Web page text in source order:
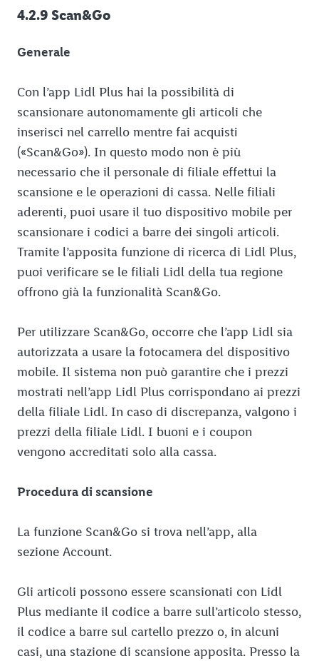
4.2.9 Scan&Go
Generale
Con l’app Lidl Plus hai la possibilità di
scansionare autonomamente gli articoli che
inserisci nel carrello mentre fai acquisti
(«Scan&Go»). In questo modo non è più
necessario che il personale di filiale effettui la
scansione e le operazioni di cassa. Nelle filiali
aderenti, puoi usare il tuo dispositivo mobile per
scansionare i codici a barre dei singoli articoli.
Tramite l’apposita funzione di ricerca di Lidl Plus,
puoi verificare se le filiali Lidl della tua regione
offrono già la funzionalità Scan&Go.
Per utilizzare Scan&Go, occorre che l’app Lidl sia
autorizzata a usare la fotocamera del dispositivo
mobile. Il sistema non può garantire che i prezzi
mostrati nell’app Lidl Plus corrispondano ai prezzi
della filiale Lidl. In caso di discrepanza, valgono i
prezzi della filiale Lidl. I buoni e i coupon
vengono accreditati solo alla cassa.
Procedura di scansione
La funzione Scan&Go si trova nell’app, alla
sezione Account.
Gli articoli possono essere scansionati con Lidl
Plus mediante il codice a barre sull’articolo stesso,
il codice a barre sul cartello prezzo o, in alcuni
casi, una stazione di scansione apposita. Presso la